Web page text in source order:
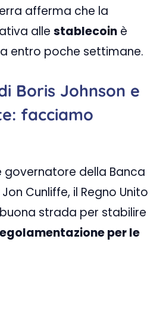
afferma che la
alle stablecoin è
entro poche settimane.
Boris Johnson e
facciamo
governatore della Banca
Cunliffe, il Regno Unito
strada per stabilire
per le